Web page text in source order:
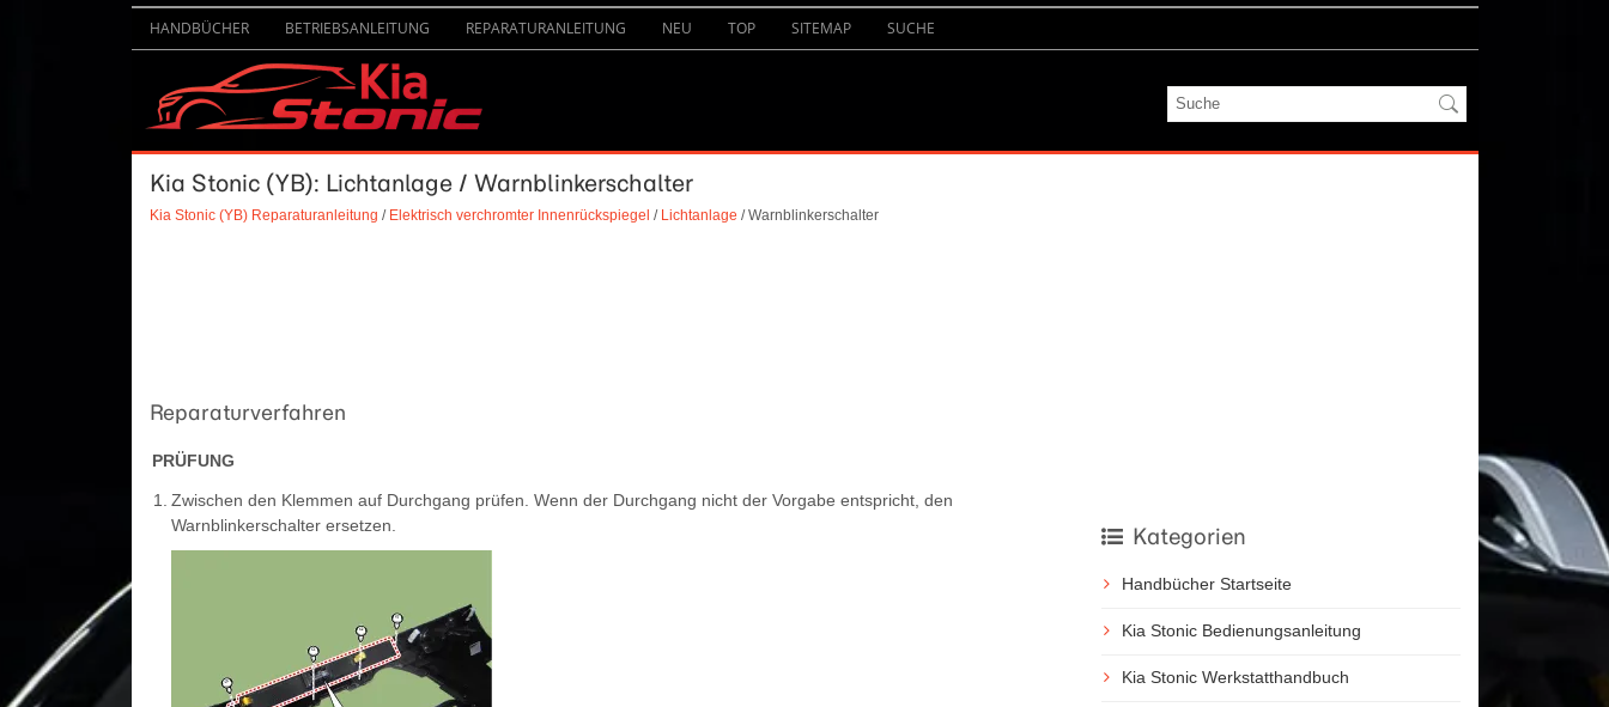
HANDBÜCHER BETRIEBSANLEITUNG REPARATURANLEITUNG NEU TOP SITEMAP SUCHE
Kia Stonic (YB): Lichtanlage / Warnblinkerschalter
Kia Stonic (YB) Reparaturanleitung / Elektrisch verchromter Innenrückspiegel / Lichtanlage / Warnblinkerschalter
Reparaturverfahren
PRÜFUNG
1.
Zwischen den Klemmen auf Durchgang prüfen. Wenn der Durchgang nicht der Vorgabe entspricht, den
Warnblinkerschalter ersetzen.
Kategorien
Handbücher Startseite
Kia Stonic Bedienungsanleitung
Kia Stonic Werkstatthandbuch